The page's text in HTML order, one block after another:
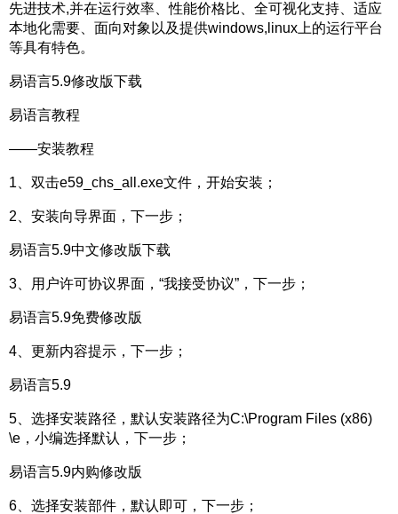
先进技术,并在运行效率、性能价格比、全可视化支持、适应
本地化需要、面向对象以及提供windows,linux上的运行平台
等具有特色。
易语言5.9修改版下载
易语言教程
——安装教程
1、双击e59_chs_all.exe文件，开始安装；
2、安装向导界面，下一步；
易语言5.9中文修改版下载
3、用户许可协议界面，“我接受协议”，下一步；
易语言5.9免费修改版
4、更新内容提示，下一步；
易语言5.9
5、选择安装路径，默认安装路径为C:\Program Files (x86)
\e，小编选择默认，下一步；
易语言5.9内购修改版
6、选择安装部件，默认即可，下一步；